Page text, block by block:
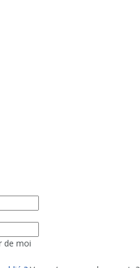
de moi